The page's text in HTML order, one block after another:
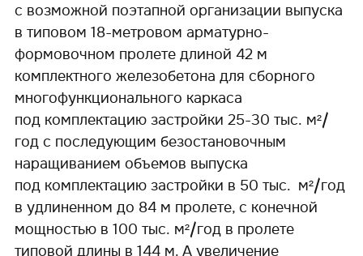
с возможной поэтапной организации выпуска
в типовом 18-метровом арматурно-
формовочном пролете длиной 42 м
комплектного железобетона для сборного
многофункционального каркаса
под комплектацию застройки 25-30 тыс. м²/
год с последующим безостановочным
наращиванием объемов выпуска
под комплектацию застройки в 50 тыс. м²/год
в удлиненном до 84 м пролете, с конечной
мощностью в 100 тыс. м²/год в пролете
типовой длины в 144 м. А увеличение